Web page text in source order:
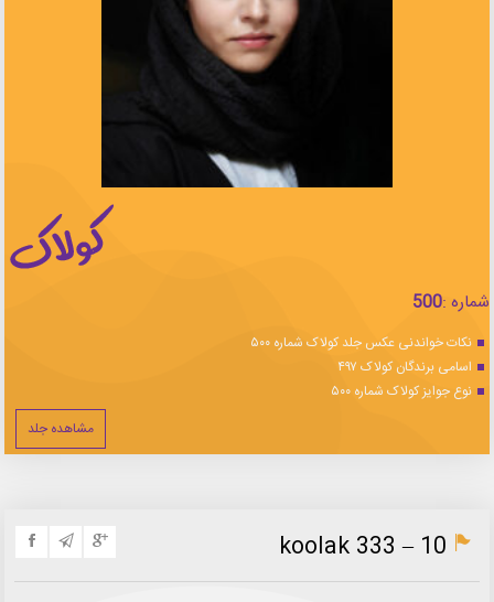
شماره :500
نکات خواندنی عکس جلد کولاک شماره ۵۰۰
اسامی برندگان کولاک ۴۹۷
نوع جوایز کولاک شماره ۵۰۰
مشاهده جلد
koolak 333 – 10